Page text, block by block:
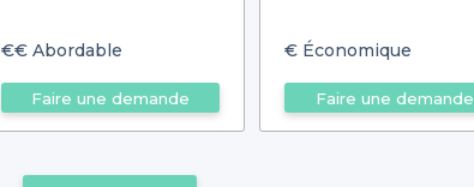
€€Abordable
Faire une demande
€ Économique
Faire une demande